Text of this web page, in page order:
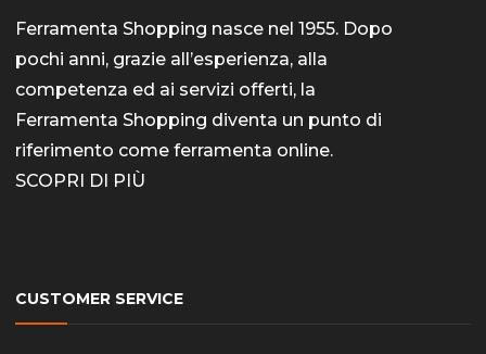
Ferramenta Shopping nasce nel 1955. Dopo
pochi anni, grazie all’esperienza, alla
competenza ed ai servizi offerti, la
Ferramenta Shopping diventa un punto di
riferimento come ferramenta online.
SCOPRI DI PIÙ
CUSTOMER SERVICE